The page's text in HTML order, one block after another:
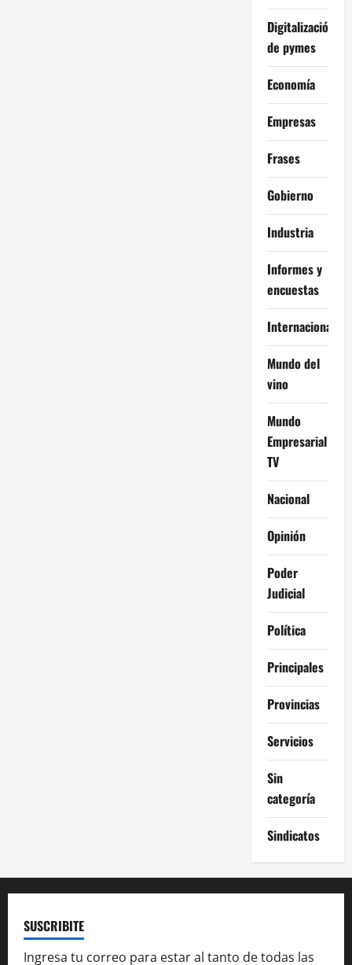
Digitalización
de pymes
Economía
Empresas
Frases
Gobierno
Industria
Informes y
encuestas
Internacional
Mundo del
vino
Mundo
Empresarial
TV
Nacional
Opinión
Poder
Judicial
Política
Principales
Provincias
Servicios
Sin
categoría
Sindicatos
SUSCRIBITE
Ingresa tu correo para estar al tanto de todas las